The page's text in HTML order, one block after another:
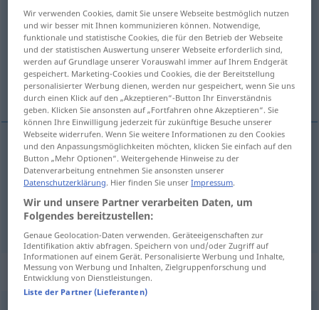
bewegen <ohnege;haben>
Übersicht aller Übersetzungen
(Für mehr Details die Übersetzung anklicken/antippen)
hýbat, pohybovat, dojímat, pohnout
hýbat<hnout>,pohybovat<-hnout>(sichse
bewegen
dojímat<-jmout>,pohnout
„bewegen“
Wir verwenden Cookies, damit Sie unsere Webseite bestmöglich nutzen
und wir besser mit Ihnen kommunizieren können. Notwendige,
funktionale und statistische Cookies, die für den Betrieb der Webseite
und der statistischen Auswertung unserer Webseite erforderlich sind,
werden auf Grundlage unserer Vorauswahl immer auf Ihrem Endgerät
gespeichert. Marketing-Cookies und Cookies, die der Bereitstellung
personalisierter Werbung dienen, werden nur gespeichert, wenn Sie uns
durch einen Klick auf den „Akzeptieren“-Button Ihr Einverständnis
geben. Klicken Sie ansonsten auf „Fortfahren ohne Akzeptieren“. Sie
können Ihre Einwilligung jederzeit für zukünftige Besuche unserer
Webseite widerrufen. Wenn Sie weitere Informationen zu den Cookies
und den Anpassungsmöglichkeiten möchten, klicken Sie einfach auf den
Button „Mehr Optionen“. Weitergehende Hinweise zu der
Datenverarbeitung entnehmen Sie ansonsten unserer
Datenschutzerklärung. Hier finden Sie unserImpressum.
Wir und unsere Partner verarbeiten Daten, um
Folgendes bereitzustellen:
Genaue Geolocation-Daten verwenden. Geräteeigenschaften zur
Identifikation aktiv abfragen. Speichern von und/oder Zugriff auf
Informationen auf einem Gerät. Personalisierte Werbung und Inhalte,
Messung von Werbung und Inhalten, Zielgruppenforschung und
Entwicklung von Dienstleistungen.
Liste der Partner (Lieferanten)